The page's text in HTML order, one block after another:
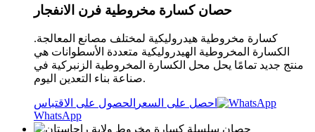
حصان كسارة مخروطية فرن الانفجار
كسارة مخروطية هيدروليكية لمختلف مصانع المعالجة.
الكسارة المخروطية الهيدروليكية متعددة الأسطوانات هي
منتج جديد تمامًا يحل محل الكسارة المخروطية الزنبركية في
صناعة بناء التعدين اليوم.
احصل على السعر الحصول على الاقتباس
WhatsApp